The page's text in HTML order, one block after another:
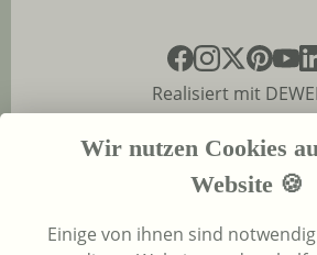
Realisiert mit
Wir nutzen Cookies
Website 🍪
Einige von ihnen sind